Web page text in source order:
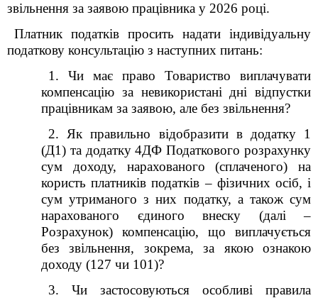
звільнення за заявою працівника у 2026 році.
Платник податків просить надати індивідуальну
податкову консультацію з наступних питань:
1. Чи має право Товариство виплачувати
компенсацію за невикористані дні відпустки
працівникам за заявою, але без звільнення?
2. Як правильно відобразити в додатку 1
(Д1) та додатку 4ДФ Податкового розрахунку
сум доходу, нарахованого (сплаченого) на
користь платників податків – фізичних осіб, і
сум утриманого з них податку, а також сум
нарахованого єдиного внеску (далі –
Розрахунок) компенсацію, що виплачується
без звільнення, зокрема, за якою ознакою
доходу (127 чи 101)?
3. Чи застосовуються особливі правила